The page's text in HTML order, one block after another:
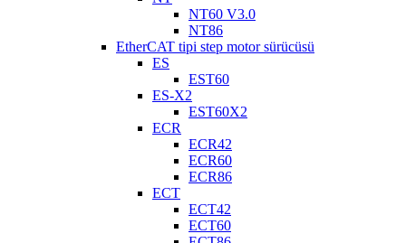
NT60 V3.0
NT86
EtherCAT tipi step motor sürücüsü
ES
EST60
ES-X2
EST60X2
ECR
ECR42
ECR60
ECR86
ECT
ECT42
ECT60